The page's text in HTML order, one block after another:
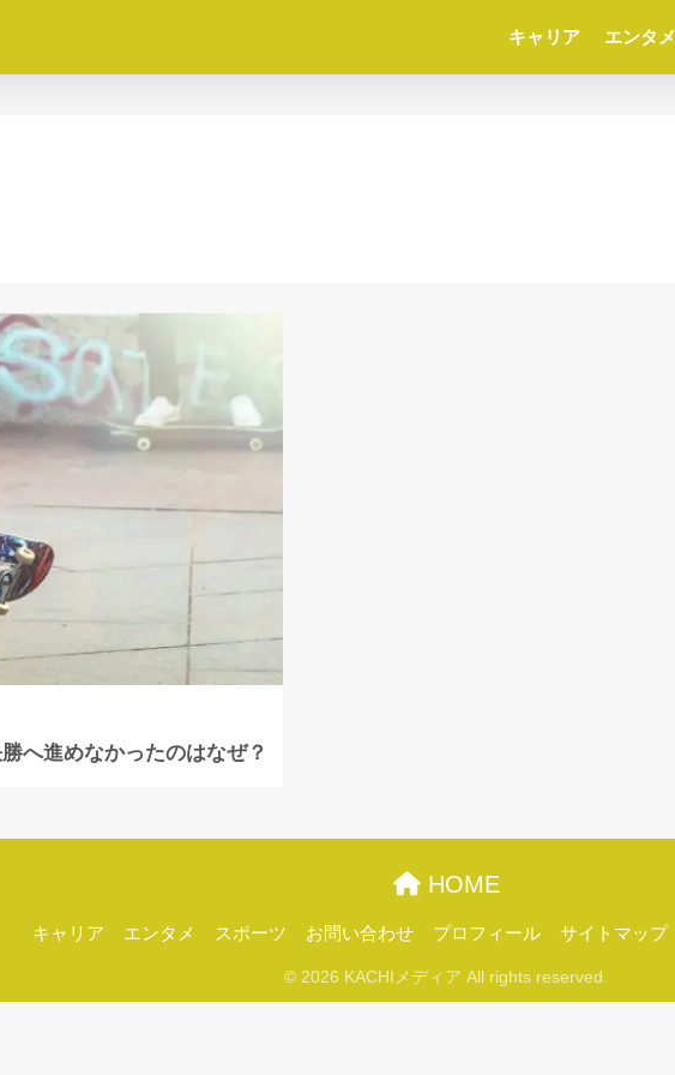
キャリア エンタメ
へ進めなかったのはなぜ？
HOME
キャリア エンタメ スポーツ お問い合わせ プロフィール サイトマップ
© 2026 KACHIメディア All rights reserved.